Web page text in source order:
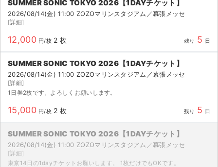
SUMMER SONIC TOKYO 2026【1DAYチケット】
2026/08/14(金) 11:00 ZOZOマリンスタジアム／幕張メッセ
[詳細]
12,000 円/枚 2 枚 残り 5 日
SUMMER SONIC TOKYO 2026【1DAYチケット】
2026/08/14(金) 11:00 ZOZOマリンスタジアム／幕張メッセ
[詳細]
1日券2枚です。よろしくお願いします。
15,000 円/枚 2 枚 残り 5 日
SUMMER SONIC TOKYO 2026【1DAYチケット】
2026/08/14(金) 11:00 ZOZOマリンスタジアム／幕張メッセ
[詳細]
東京14日の1dayチケットお願いします。 1枚だけでもOKです。